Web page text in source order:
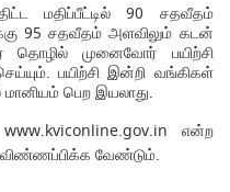
மதிப்பீட்டில் 90 சதவீதம்
95 சதவீதம் அளவிலும் கடன்
தொழில் முனைவோர் பயிற்சி
பயிற்சி இன்றி வங்கிகள்
பெற இயலாது.
என்ற
வேண்டும்.